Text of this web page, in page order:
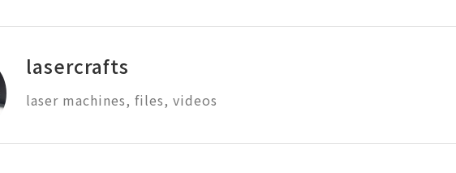
lasercrafts
laser machines, files, videos